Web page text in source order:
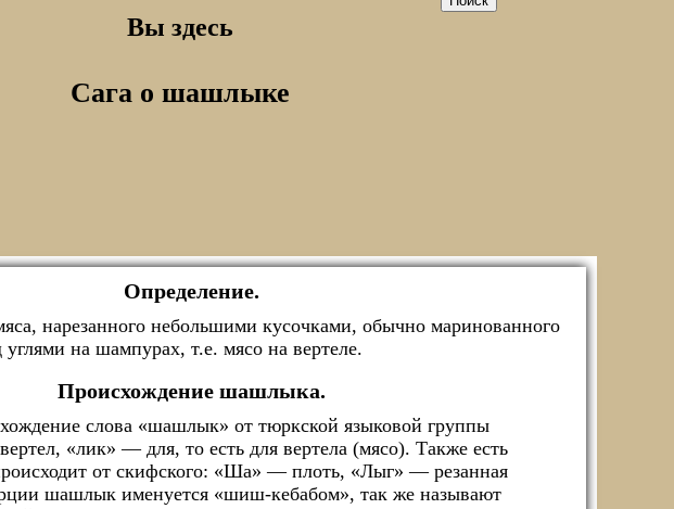
Вы здесь
Сага о шашлыке
Определение.
нарезанного небольшими кусочками, обычно маринованного
на шампурах, т.е. мясо на вертеле.
Происхождение шашлыка.
слова «шашлык» от тюркской языковой группы
«лик» — для, то есть для вертела (мясо). Также есть
от скифского: «Ша» — плоть, «Лыг» — резанная
шашлык именуется «шиш-кебабом», так же называют